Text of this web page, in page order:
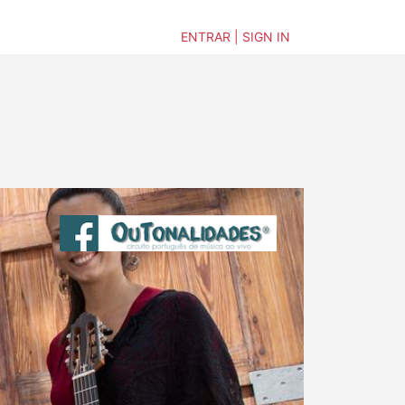
ENTRAR | SIGN IN